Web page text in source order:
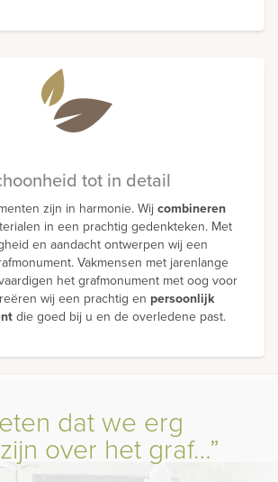
tot in detail
zijn in harmonie. Wij combineren
in een prachtig gedenkteken. Met
en aandacht ontwerpen wij een
Vakmensen met jarenlange
het grafmonument met oog voor
wij een prachtig en persoonlijk
die goed bij u en de overledene past.
dat we erg
over het graf…”